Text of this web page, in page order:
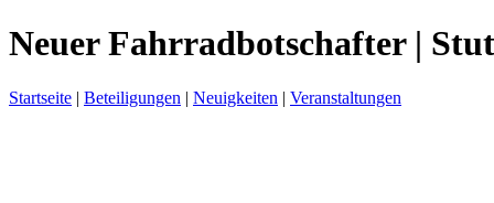
Neuer Fahrradbotschafter |
Startseite | Beteiligungen | Neuigkeiten | Veranstaltungen